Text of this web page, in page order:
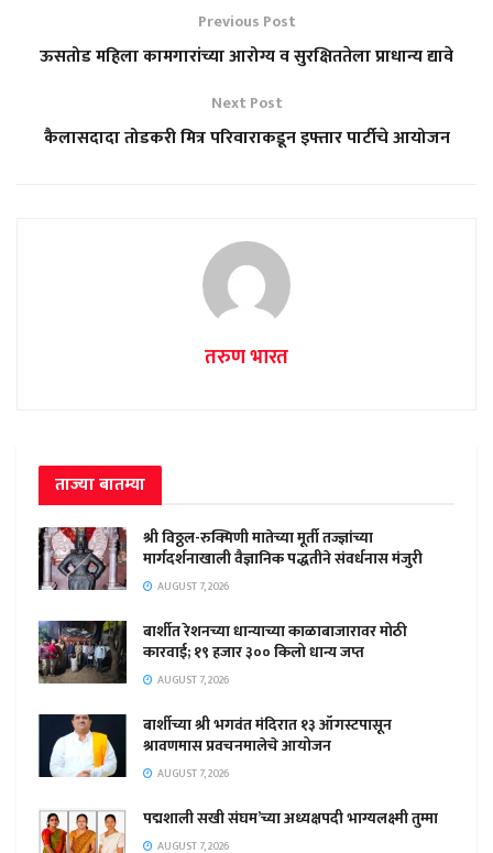
Previous Post
ऊसतोड महिला कामगारांच्या आरोग्य व सुरक्षिततेला प्राधान्य द्यावे
Next Post
कैलासदादा तोडकरी मित्र परिवाराकडून इफ्तार पार्टीचे आयोजन
तरुण भारत
ताज्या बातम्या
श्री विठ्ठल-रुक्मिणी मातेच्या मूर्ती तज्ज्ञांच्या
मार्गदर्शनाखाली वैज्ञानिक पद्धतीने संवर्धनास मंजुरी
AUGUST 7, 2026
बार्शीत रेशनच्या धान्याच्या काळाबाजारावर मोठी
कारवाई; १९ हजार ३०० किलो धान्य जप्त
AUGUST 7, 2026
बार्शीच्या श्री भगवंत मंदिरात १३ ऑगस्टपासून
श्रावणमास प्रवचनमालेचे आयोजन
AUGUST 7, 2026
पद्मशाली सखी संघम’च्या अध्यक्षपदी भाग्यलक्ष्मी तुम्मा
AUGUST 7, 2026